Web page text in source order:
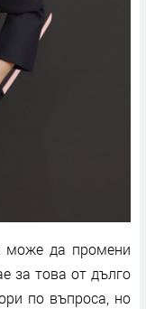
може да промени
за това от дълго
по въпроса, но